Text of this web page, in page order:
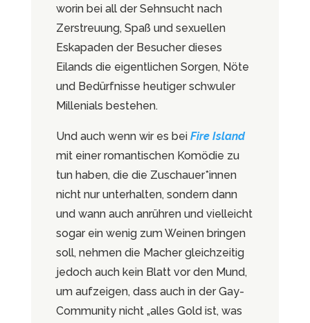
worin bei all der Sehnsucht nach
Zerstreuung, Spaß und sexuellen
Eskapaden der Besucher dieses
Eilands die eigentlichen Sorgen, Nöte
und Bedürfnisse heutiger schwuler
Millenials bestehen.
Und auch wenn wir es bei Fire Island
mit einer romantischen Komödie zu
tun haben, die die Zuschauer*innen
nicht nur unterhalten, sondern dann
und wann auch anrühren und vielleicht
sogar ein wenig zum Weinen bringen
soll, nehmen die Macher gleichzeitig
jedoch auch kein Blatt vor den Mund,
um aufzeigen, dass auch in der Gay-
Community nicht „alles Gold ist, was